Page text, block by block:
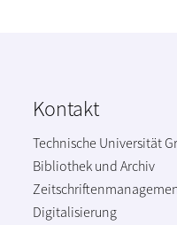
Kontakt
Technische Universität
Bibliothek und Archiv
Digitalisierung